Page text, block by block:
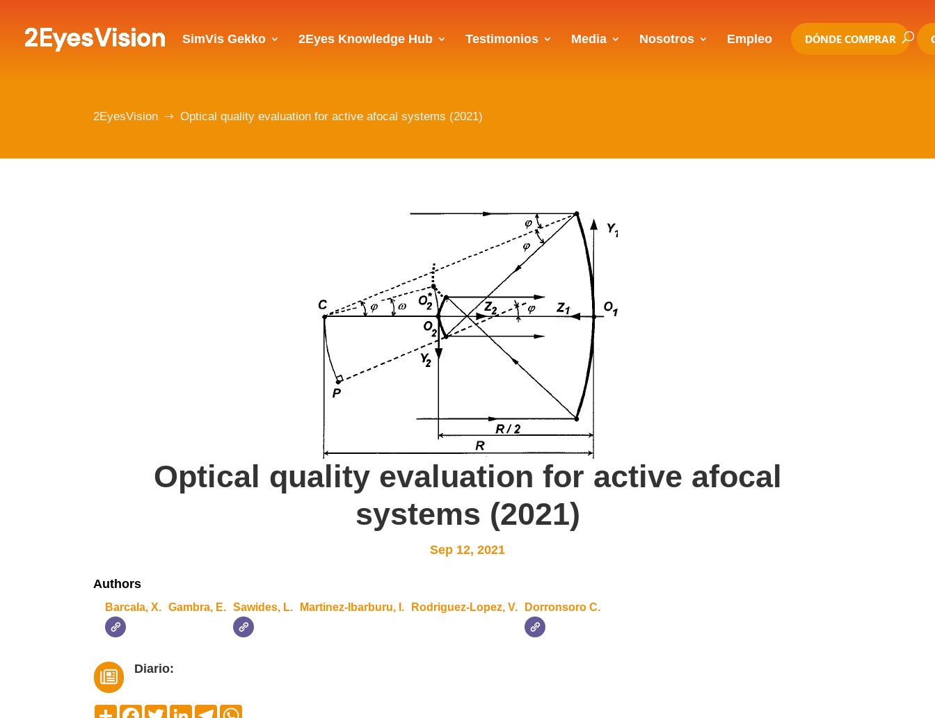
SimVis Gekko 2Eyes Knowledge Hub Testimonios Media Nosotros Empleo DÓNDE COMPRAR
2EyesVision $ Optical quality evaluation for active afocal systems (2021)
Optical quality evaluation for active afocal
systems (2021)
Sep 12, 2021
Authors
Barcala, X. Gambra, E. Sawides, L. Martinez-Ibarburu, I. Rodriguez-Lopez, V. Dorronsoro C.
 Diario:
CompartirFacebook
TwitterLinkedInTelegram